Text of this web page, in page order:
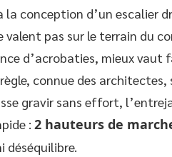
la conception d’un escalier
valent pas sur le terrain du
d’acrobaties, mieux
connue des architectes,
gravir sans effort,
: 2 hauteurs de
déséquilibre.